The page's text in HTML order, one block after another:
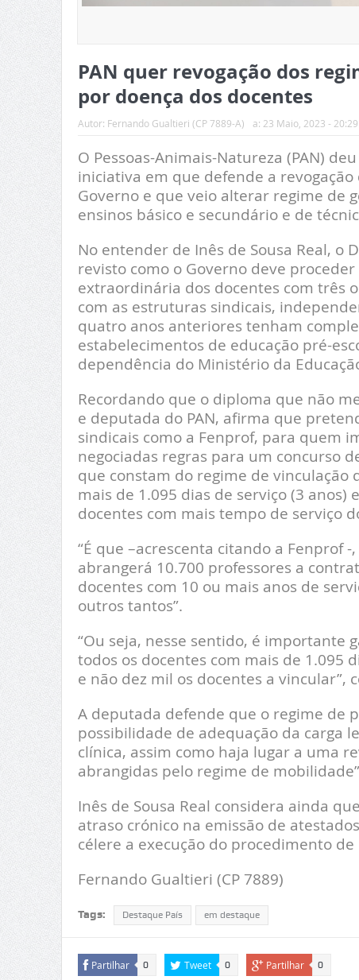
PAN quer revogação dos
por doença dos docentes
Autor: Fernando Gualtieri (CP 7889-A) a: 23 Maio, 2023 - 20:29
O Pessoas-Animais-Natureza (PAN)
iniciativa em que defende a
Governo e que veio alterar regime de
ensinos básico e secundário e de
No entender de Inês de Sousa Real, o
revisto como o Governo deve
extraordinária dos docentes com três
com as estruturas sindicais,
quatro anos anteriores tenham
estabelecimentos de educação pré-
dependência do Ministério da
Recordando que o diploma que não
e deputada do PAN, afirma que
sindicais como a Fenprof, para quem
negociadas regras para um concurso
que constam do regime de
mais de 1.095 dias de serviço (3
docentes com mais tempo de serviço
“É que –acrescenta citando a Fenprof
abrangerá 10.700 professores a
docentes com 10 ou mais anos de
outros tantos”.
“Ou seja, nesse sentido, é importante
todos os docentes com mais de 1.095
e não dez mil os docentes a vincular”,
A deputada defende que o regime de
possibilidade de adequação da carga
clínica, assim como haja lugar a uma
abrangidas pelo regime de
Inês de Sousa Real considera ainda
atraso crónico na emissão de
célere a execução do procedimento
Fernando Gualtieri (CP 7889)
Tags: Destaque País em destaque
Partilhar 0 Tweet 0 Partilhar 0